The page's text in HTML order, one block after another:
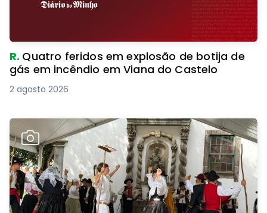
R. Quatro feridos em explosão de botija de
gás em incêndio em Viana do Castelo
2 agosto 2026